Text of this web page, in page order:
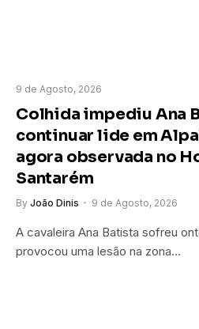
9 de Agosto, 2026
Colhida impediu Ana
continuar lide em
agora observada no
Santarém
By João Dinis 9 de Agosto, 2026
A cavaleira Ana Batista sofreu
provocou uma lesão na zona…